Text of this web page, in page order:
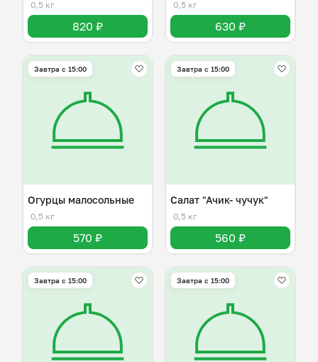
0,5 кг
820 ₽
0,5 кг
630 ₽
Завтра c 15:00
Огурцы малосольные
0,5 кг
570 ₽
Завтра c 15:00
Салат "Ачик- чучук"
0,5 кг
560 ₽
Завтра c 15:00 Завтра c 15:00